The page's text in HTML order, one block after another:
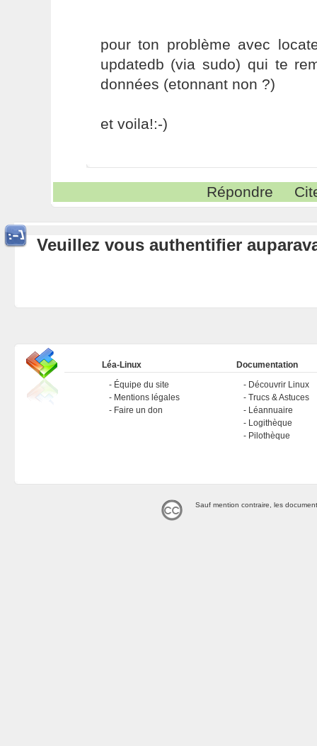
pour ton problème avec
updatedb (via sudo) qui te
données (etonnant non ?)
et voila!:-)
Répondre
Veuillez vous authentifier
Léa-Linux
Équipe du site
Mentions légales
Faire un don
Documentation
Découvrir Linux
Trucs & Astuces
Léannuaire
Logithèque
Pilothèque
Sauf mention contraire, les